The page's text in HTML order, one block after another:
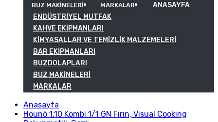
BUZ MAKINELERI
MARKALAR
ANASAYFA
ENDÜSTRIYEL MUTFAK
KAHVE EKIPMANLARI
KIMYASALLAR VE TEMIZLIK MALZEMELERI
BAR EKIPMANLARI
BUZDOLAPLARI
BUZ MAKINELERI
MARKALAR
Anasayfa
Hounö 1.10 Kombi 1/1 GN Fırın, Visual Cooking